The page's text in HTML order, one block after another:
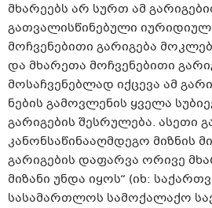
მხარეებს არ სურთ ამ
გათვალისწინებული
მოჩვენებითი გარიგება
და მხარეთა მოჩვენებითი
მოსაჩვენებლად იქცევა ამ
ნების გამოვლენის ყველა
გარიგების შესრულება. ასეთი
კანონსაწინააღმდეგო მიზნის
გარიგების დაფარვა ორივე
მიზანი უნდა იყოს“ (იხ:
სასამართლოს სამოქალაქო